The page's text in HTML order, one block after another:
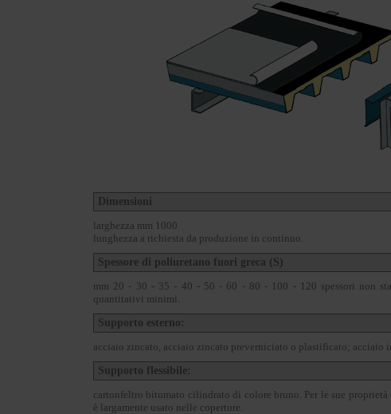
Dimensioni
larghezza mm 1000
lunghezza a richiesta da produzione in continuo.
Spessore di poliuretano fuori greca (S)
mm 20 - 30 - 35 - 40 - 50 - 60 - 80 - 100 - 120 spessori non
quantitativi minimi.
Supporto esterno:
acciaio zincato, acciaio zincato preverniciato o plastificato;
Supporto flessibile:
cartonfeltro bitumato cilindrato di colore bruno. Per le sue
è largamente usato nelle coperture.